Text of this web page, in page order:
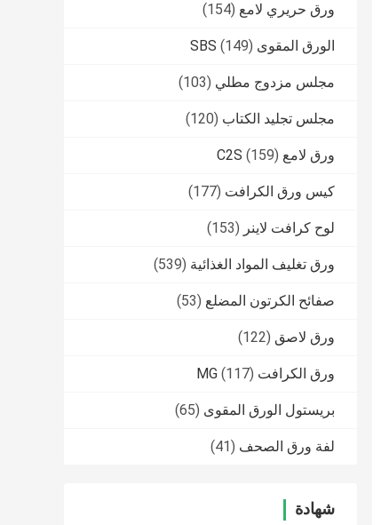
ورق حريري لامع (154)
الورق المقوى SBS (149)
مجلس مزدوج مطلي (103)
مجلس تجليد الكتاب (120)
ورق لامع C2S (159)
كيس ورق الكرافت (177)
لوح كرافت لاينر (153)
ورق تغليف المواد الغذائية (539)
صفائح الكرتون المضلع (53)
ورق لاصق (122)
ورق الكرافت MG (117)
بريستول الورق المقوى (65)
لفة ورق الصحف (41)
شهادة